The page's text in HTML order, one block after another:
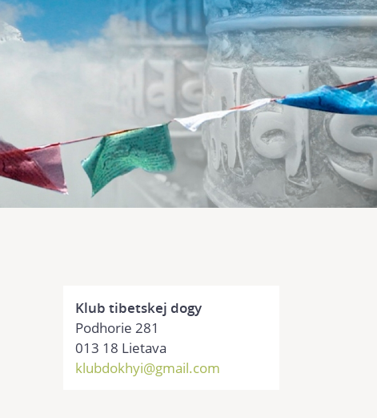
Klub tibetskej dogy
Podhorie 281
013 18 Lietava
klubdokhyi@gmail.com